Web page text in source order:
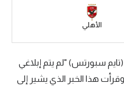
الأهلي
سبورتس) "لم يتم إبلاغي
هذا الخبر الذي يشير إلى